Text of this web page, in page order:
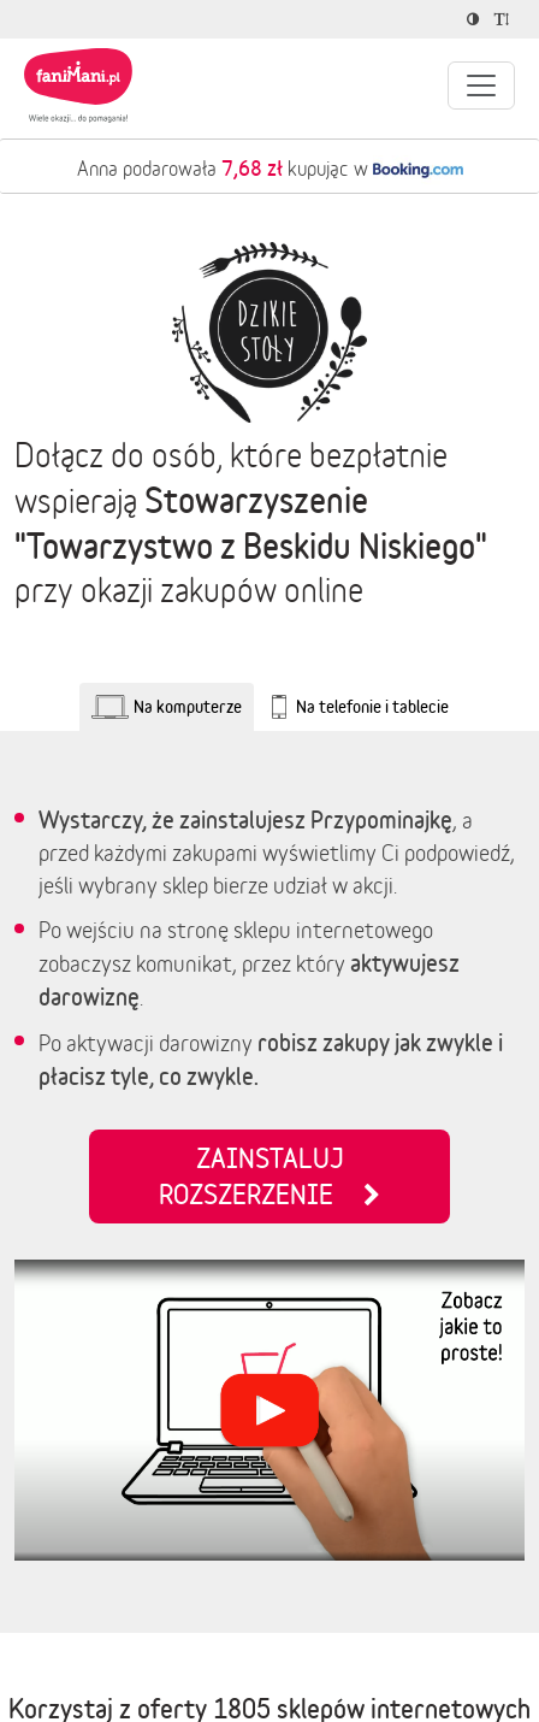
Anna podarowała 7,68 złkupując w
Dołącz do osób, które bezpłatnie
wspierają Stowarzyszenie
"Towarzystwo z Beskidu Niskiego"
przy okazji zakupów online
Na komputerze Na telefonie i tablecie
Wystarczy, że zainstalujesz Przypominajkę, a
przed każdymi zakupami wyświetlimy Ci podpowiedź,
jeśli wybrany sklep bierze udział w akcji.
Po wejściu na stronę sklepu internetowego
zobaczysz komunikat, przez który aktywujesz
darowiznę
Po aktywacji darowizny robisz zakupy jak zwykle i
płacisz tyle, co zwykle.
ZAINSTALUJ
ROZSZERZENIE
Korzystaj z oferty 1805 sklepów internetowych